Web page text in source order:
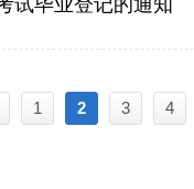
试毕业登记的通知
1 2 3 4